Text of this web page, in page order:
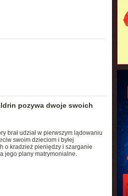
pozywa dwoje swoich
brał udział w pierwszym lądowaniu
swoim dzieciom i byłej
o kradzież pieniędzy i szarganie
jego plany matrymonialne.